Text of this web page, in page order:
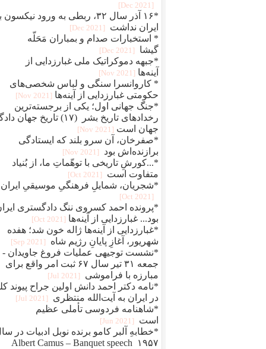
[2021 Dec]
*۱۶ آذر سال ۳۲، ربطی به ورود نیکسون
ایران نداشت
[2021 Dec]
* استخبارات صدام و بمباران مَحَلّه
گیشا
[2021 Dec]
*جبهه دموکراتیک ملی غبارزدایی از
آینه‌ها [2021 Nov]
* کاروانسرا سنگی و لباس شخصی‌های
حکومتی غبارزدایی از آینه‌ها [2021 Nov]
*جنگ جهانی اول؛ یکی از برجسته‌ترین
رخدادهای تاریخ بشر (۱۷) تاریخ جهان
جهان است [2021 Nov]
*صفرخان، آن سرو بلند که ایستادگی
برازنده‌اش بود
[2021 Nov]
*...کورشِ تاریخی با توهّماتِ ما، از بُنیاد
متفاوت است
[2021 Oct]
*شجریان، شمایلِ فرهنگیِ موسیقیِ ایران
[2021 Oct]
*پرونده احمد کسروی ننگ دادگستری
بود... غبارزدایی از آینه‌ها [2021 Oct]
*غبارزدایی از آینه‌ها ژاله خون شد؛ هفده
شهریور، آغازِ پایانِ رژیم شاه
[2021 Sep]
*نشست توجیهی عملیات فروغ جاویدان -
جمعه ۳۱ تیر سال ۶۷ ثبت امر واقع برای
مبارزه با فراموشی
[2021 Jul]
*نامه دکتر احمد دانش اولین جراح پیوند
در ایران به آیت‌الله منتظری
[2021 Jul]
*شاهنامه فردوسی تأملی عظیم
است
[2021 Jun]
*خطابهِ آلبر کامو برنده نوبل ادبیات در
۱۹۵۷ Albert Camus – Banquet speech